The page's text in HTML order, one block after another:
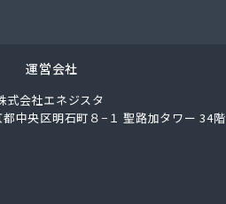
運営会社
式会社エネジスタ
中央区明石町８−１ 聖路加タワー 34階